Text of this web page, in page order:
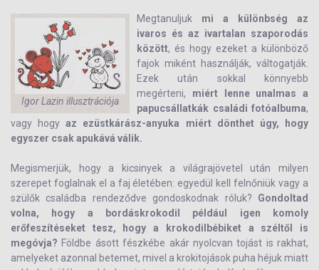
Igor Lazin illusztrációja
Megtanuljuk mi a különbség az
ivaros és az ivartalan szaporodás
között, és hogy ezeket a különböző
fajok miként használják, váltogatják.
Ezek után sokkal könnyebb
megérteni, miért lenne unalmas a
papucsállatkák családi fotóalbuma,
vagy hogyaz ezüstkárász-anyuka miért dönthet úgy, hogy
egyszer csak apukává válik.
Megismerjük, hogy a kicsinyek a világrajövetel után milyen
szerepet foglalnak el a faj életében: egyedül kell felnőniük vagy a
szülők családba rendeződve gondoskodnak róluk? Gondoltad
volna, hogy a bordáskrokodil például igen komoly
erőfeszítéseket tesz, hogy a krokodilbébiket a széltől is
megóvja? Földbe ásott fészkébe akár nyolcvan tojást is rakhat,
amelyeket azonnal betemet, mivel a krokitojások puha héjuk miatt